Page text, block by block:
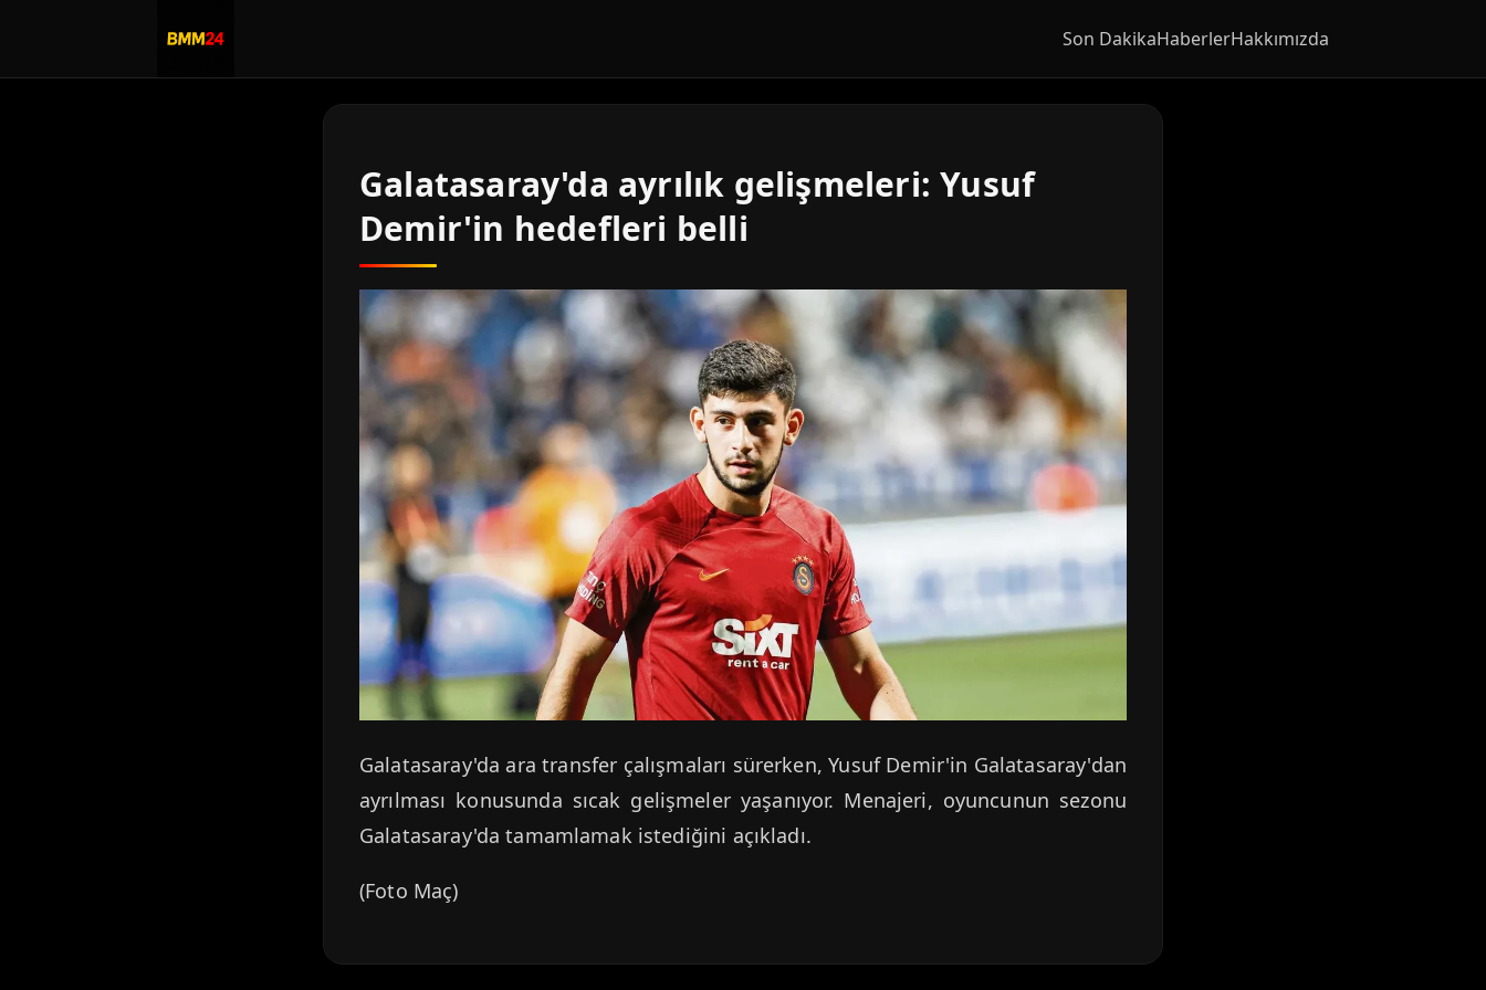
Son DakikaHaberlerHakkımızda
Galatasaray'da ayrılık gelişmeleri: Yusuf
Demir'in hedefleri belli
Galatasaray'da ara transfer çalışmaları sürerken, Yusuf Demir'in Galatasaray'dan
ayrılması konusunda sıcak gelişmeler yaşanıyor. Menajeri, oyuncunun sezonu
Galatasaray'da tamamlamak istediğini açıkladı.
(Foto Maç)